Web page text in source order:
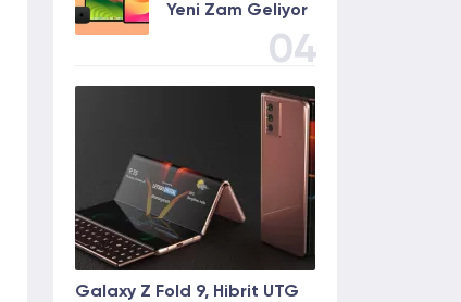
Yeni Zam Geliyor
04
Galaxy Z Fold 9, Hibrit UTG